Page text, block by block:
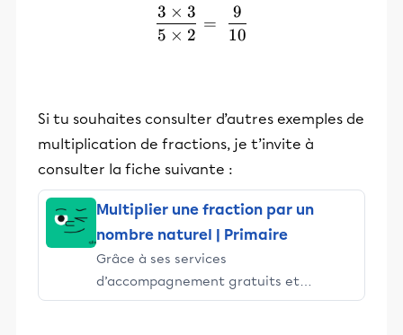
5 × 2
3 × 3
=
10
9
Si tu souhaites consulter d’autres exemples de
multiplication de fractions, je t’invite à
consulter la fiche suivante :
Multiplier une fraction par un
nombre naturel | Primaire
Grâce à ses services
d’accompagnement gratuits et
stimulants, Alloprof engage les élèves